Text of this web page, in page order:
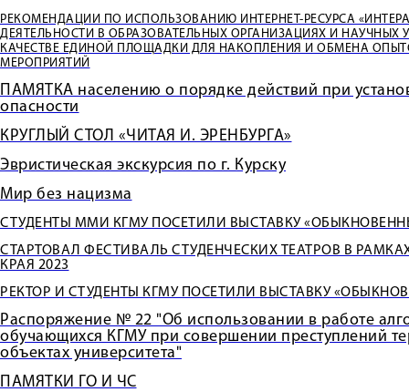
РЕКОМЕНДАЦИИ ПО ИСПОЛЬЗОВАНИЮ ИНТЕРНЕТ-РЕСУРСА
ДЕЯТЕЛЬНОСТИ В ОБРАЗОВАТЕЛЬНЫХ ОРГАНИЗАЦИЯХ И НАУЧНЫХ
КАЧЕСТВЕ ЕДИНОЙ ПЛОЩАДКИ ДЛЯ НАКОПЛЕНИЯ И ОБМЕНА
МЕРОПРИЯТИЙ
ПАМЯТКА населению о порядке действий при
опасности
КРУГЛЫЙ СТОЛ «ЧИТАЯ И. ЭРЕНБУРГА»
Эвристическая экскурсия по г. Курску
Мир без нацизма
СТУДЕНТЫ ММИ КГМУ ПОСЕТИЛИ ВЫСТАВКУ
СТАРТОВАЛ ФЕСТИВАЛЬ СТУДЕНЧЕСКИХ ТЕАТРОВ В
КРАЯ 2023
РЕКТОР И СТУДЕНТЫ КГМУ ПОСЕТИЛИ ВЫСТАВКУ
Распоряжение № 22 "Об использовании в работе
обучающихся КГМУ при совершении преступлений
объектах университета"
ПАМЯТКИ ГО И ЧС